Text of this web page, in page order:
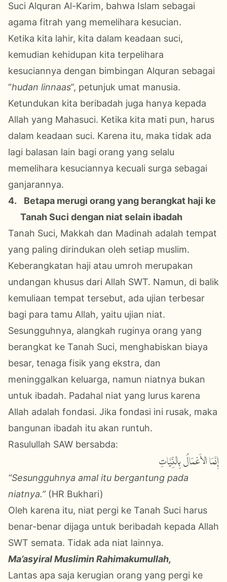
Suci Alquran Al-Karim, bahwa Islam sebagai
agama fitrah yang memelihara kesucian.
Ketika kita lahir, kita dalam keadaan suci,
kemudian kehidupan kita terpelihara
kesuciannya dengan bimbingan Alquran sebagai
“hudan linnaas”, petunjuk umat manusia.
Ketundukan kita beribadah juga hanya kepada
Allah yang Mahasuci. Ketika kita mati pun, harus
dalam keadaan suci. Karena itu, maka tidak ada
lagi balasan lain bagi orang yang selalu
memelihara kesuciannya kecuali surga sebagai
ganjarannya.
4.
Betapa merugi orang yang berangkat haji ke
Tanah Suci dengan niat selain ibadah
Tanah Suci, Makkah dan Madinah adalah tempat
yang paling dirindukan oleh setiap muslim.
Keberangkatan haji atau umroh merupakan
undangan khusus dari Allah SWT. Namun, di balik
kemuliaan tempat tersebut, ada ujian terbesar
bagi para tamu Allah, yaitu ujian niat.
Sesungguhnya, alangkah ruginya orang yang
berangkat ke Tanah Suci, menghabiskan biaya
besar, tenaga fisik yang ekstra, dan
meninggalkan keluarga, namun niatnya bukan
untuk ibadah. Padahal niat yang lurus karena
Allah adalah fondasi. Jika fondasi ini rusak, maka
bangunan ibadah itu akan runtuh.
Rasulullah SAW bersabda:
إِنَّمَا الأَعْمَالُ بِالنِّيَّاتِ
“Sesungguhnya amal itu bergantung pada
niatnya.” (HR Bukhari)
Oleh karena itu, niat pergi ke Tanah Suci harus
benar-benar dijaga untuk beribadah kepada Allah
SWT semata. Tidak ada niat lainnya.
Ma’asyiral Muslimin Rahimakumullah,
Lantas apa saja kerugian orang yang pergi ke